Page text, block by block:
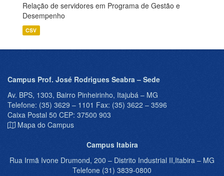
Relação de servidores em Programa de Gestão e
Desempenho
CSV
Campus Prof. José Rodrigues Seabra – Sede
Av. BPS, 1303, Bairro Pinheirinho, Itajubá – MG
Telefone: (35) 3629 – 1101 Fax: (35) 3622 – 3596
Caixa Postal 50 CEP: 37500 903
Mapa do Campus
Campus Itabira
Rua Irmã Ivone Drumond, 200 – Distrito Industrial II,Itabira – MG
Telefone (31) 3839-0800